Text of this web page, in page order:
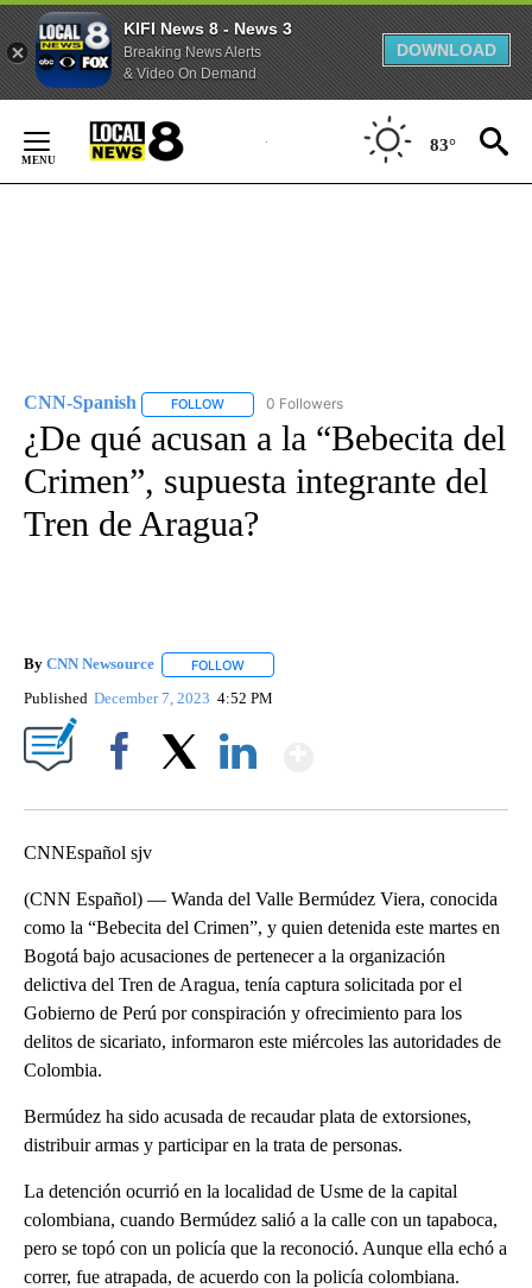
KIFI News 8 - News 3
Breaking News Alerts
& Video On Demand
DOWNLOAD
Content
83°
CNN-Spanish FOLLOW FOLLOW "CNN-SPANISH" TO RECEIVE
0 Followers
¿De qué acusan a la “Bebecita del
Crimen”, supuesta integrante del
Tren de Aragua?
By CNN Newsource FOLLOW
Published December 7, 2023 4:52 PM
CNNEspañol sjv
(CNN Español) — Wanda del Valle Bermúdez Viera, conocida
como la “Bebecita del Crimen”, y quien detenida este martes en
Bogotá bajo acusaciones de pertenecer a la organización
delictiva del Tren de Aragua, tenía captura solicitada por el
Gobierno de Perú por conspiración y ofrecimiento para los
delitos de sicariato, informaron este miércoles las autoridades de
Colombia.
Bermúdez ha sido acusada de recaudar plata de extorsiones,
distribuir armas y participar en la trata de personas.
La detención ocurrió en la localidad de Usme de la capital
colombiana, cuando Bermúdez salió a la calle con un tapaboca,
pero se topó con un policía que la reconoció. Aunque ella echó a
correr, fue atrapada, de acuerdo con la policía colombiana.